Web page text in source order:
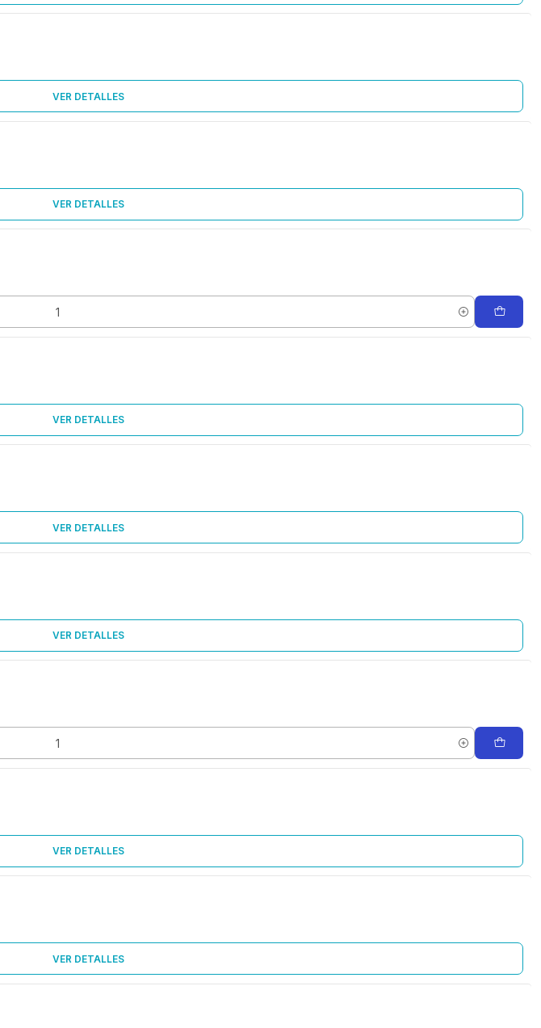
VER DETALLES
VER DETALLES
VER DETALLES
VER DETALLES
VER DETALLES
VER DETALLES
VER DETALLES